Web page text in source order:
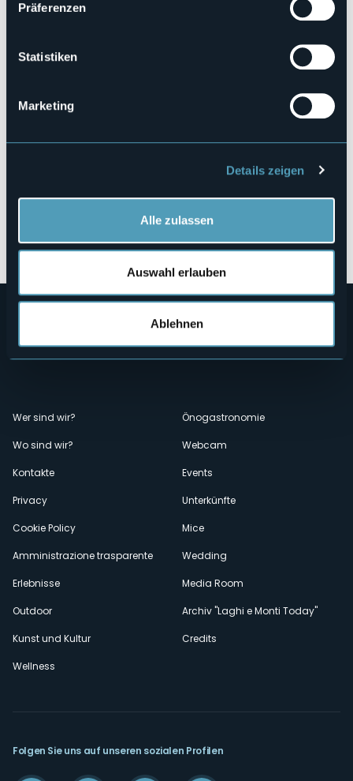
Präferenzen
Statistiken
Marketing
Details zeigen
Alle zulassen
Auswahl erlauben
Ablehnen
Via Giovanetti, 57
Menù
secondario
Wer sind wir?
Wo sind wir?
Kontakte
Privacy
Cookie Policy
Amministrazione trasparente
Erlebnisse
Outdoor
Kunst und Kultur
Wellness
Önogastronomie
Webcam
Events
Unterkünfte
Mice
Wedding
Media Room
Archiv "Laghi e Monti Today"
Credits
Folgen Sie uns auf unseren sozialen Profilen